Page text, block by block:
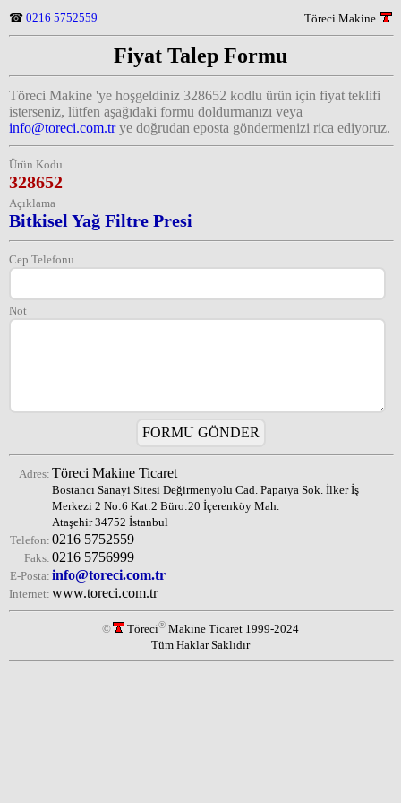
☎ 0216 5752559 Töreci Makine
Fiyat Talep Formu
Töreci Makine 'ye hoşgeldiniz 328652 kodlu ürün için fiyat teklifi
isterseniz, lütfen aşağıdaki formu doldurmanızı veya
info@toreci.com.trye doğrudan eposta göndermenizi rica ediyoruz.
Ürün Kodu
328652
Açıklama
Bitkisel Yağ Filtre Presi
Cep Telefonu
Not
Adres: Töreci Makine Ticaret
Bostancı Sanayi Sitesi Değirmenyolu Cad. Papatya Sok. İlker İş
Merkezi 2 No:6 Kat:2 Büro:20 İçerenköy Mah.
Ataşehir 34752 İstanbul
Telefon: 0216 5752559
Faks: 0216 5756999
E-Posta: info@toreci.com.tr
Internet: www.toreci.com.tr
© Töreci® Makine Ticaret 1999-2024
Tüm Haklar Saklıdır